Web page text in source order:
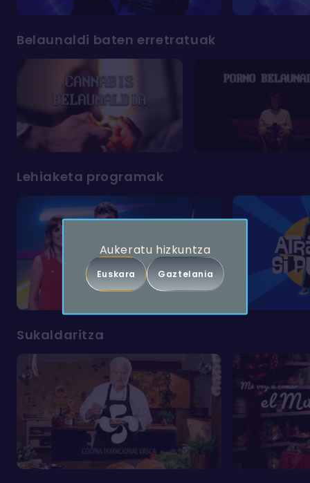
Belaunaldi baten erretratuak
Lehiaketa programak
Sukaldaritza
Aukeratu hizkuntza
Euskara Gaztelania